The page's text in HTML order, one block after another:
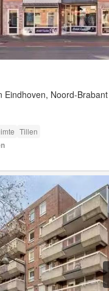
Eindhoven, Noord-Brabant
Tillen